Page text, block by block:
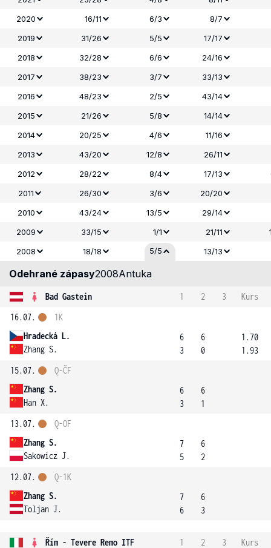
2020
16/11 6/3
8/7
2019
31/26 5/5
17/17
2018
32/28 6/6 24/16
2017
38/23 3/7
33/13
2016
48/23 2/5
43/14
2015
21/26 5/8
14/14
2014
20/25 4/6
11/16
2013
43/20 12/8
26/11
2012
28/22 8/4 17/13
2011
26/30 3/6 20/20
2010
43/24 13/5
29/14
2009
33/15 1/1 21/11
2008
18/18 5/5 13/13
Odehrané zápasy2008Antuka
Bad Gastein 1 2 3
Kurs
16.07.
Hradecká L.
Zhang S.
1K
6
3
6
0
1.70
1.93
15.07.
Zhang S.
Han X.
Q-ČF
6
3
6
1
13.07.
Zhang S.
Sakowicz J.
Q-OF
7
5
6
2
12.07.
Zhang S.
Toljan J.
Q-1K
7
6
6
3
Řím - Tevere Remo ITF 1 2 3
Kurs